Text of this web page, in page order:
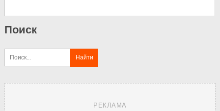
Поиск
РЕКЛАМА